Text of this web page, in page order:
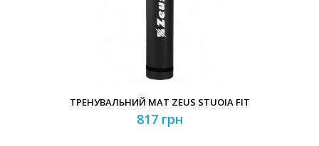
ТРЕНУВАЛЬНИЙ МАТ ZEUS STUOIA FIT
817 грн